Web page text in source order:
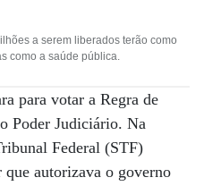
a serem liberados terão como
como a saúde pública.
para votar a Regra de
Poder Judiciário. Na
Federal (STF)
autorizava o governo